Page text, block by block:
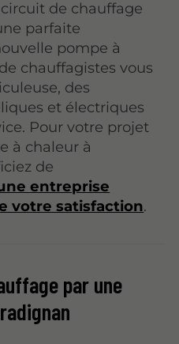
de chauffage
parfaite
pompe à
chauffagistes vous
des
et électriques
Pour votre projet
à chaleur à
de
entreprise
votre satisfaction.
par une